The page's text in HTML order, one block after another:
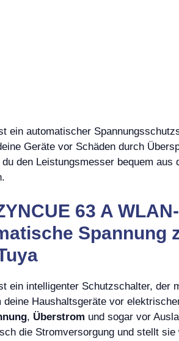
ein automatischer
Geräte vor Schäden durch
den Leistungsmesser bequem aus
63 A WLAN-
Spannung
ein intelligenter Schutzschalter, der
Haushaltsgeräte vor
, Überstrom und sogar vor
die Stromversorgung und stellt sie